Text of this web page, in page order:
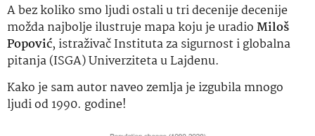
A bez koliko smo ljudi ostali u tri decenije decenije
možda najbolje ilustruje mapa koju je uradioMiloš
Popović, istraživač Instituta za sigurnost i globalna
pitanja (ISGA) Univerziteta u Lajdenu.
Kako je sam autor naveo zemlja je izgubila mnogo
ljudi od 1990. godine!